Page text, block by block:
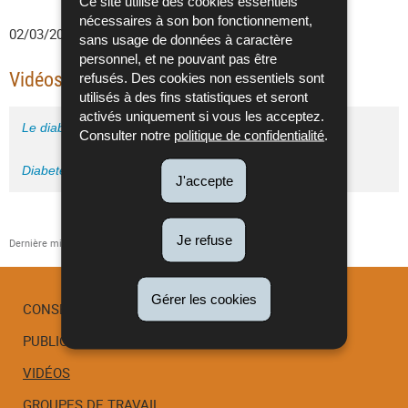
nécessaires à son bon fonctionnement,
sans usage de données à caractère
personnel, et ne pouvant pas être
refusés. Des cookies non essentiels sont
utilisés à des fins statistiques et seront
activés uniquement si vous les acceptez.
Consulter notre politique de confidentialité
J'accepte
Je refuse
Gérer les cookies
02/03/2021• Diabète • Information des patients
Vidéos pour les patients / Patientenvideos
Le diabète expliqué aux patients
Diabetes - Patienteninformation
Dernière mise à jour
Menu
de
CONSEIL SCIENTIFIQUE
PUBLICATIONS
VIDÉOS